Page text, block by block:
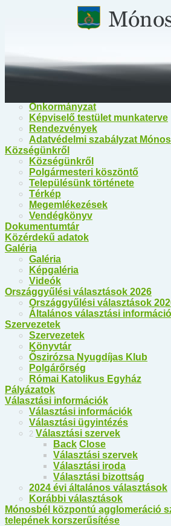
Közérdekű információk
Polgármesteri Hivatal
Közös Hivatal Bélapátfalva
Önkormányzat
Képviselő testület munkaterve
Rendezvények
Adatvédelmi szabályzat
Községünkről
Községünkről
Polgármesteri köszöntő
Településünk története
Térkép
Megemlékezések
Vendégkönyv
Dokumentumtár
Közérdekű adatok
Galéria
Galéria
Képgaléria
Videók
Országgyűlési választások 2026
Országgyűlési választások
Általános választási
Szervezetek
Szervezetek
Könyvtár
Őszirózsa Nyugdíjas Klub
Polgárőrség
Római Katolikus Egyház
Pályázatok
Választási információk
Választási információk
Választási ügyintézés
2 Választási szervek
Back Close
Választási szervek
Választási iroda
Választási bizottság
2024 évi általános választások
Korábbi választások
Mónosbél központú agglomeráció
telepének korszerűsítése